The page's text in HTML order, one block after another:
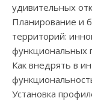
удивительных
Планирование и
территорий:
функциональных
Как внедрять в
Установка